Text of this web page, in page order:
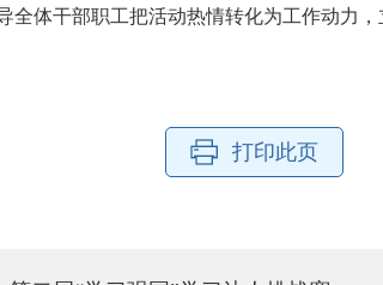
全体干部职工把活动热情转化为工作动力
打印此页